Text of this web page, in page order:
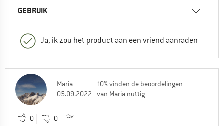
GEBRUIK
Ja, ik zou het product aan een vriend aanraden
Maria
05.09.2022
10% vinden de beoordelingen
van Maria nuttig
0 0